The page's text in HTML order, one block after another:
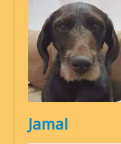
Jamal